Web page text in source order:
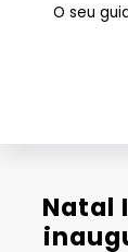
O seu
Natal